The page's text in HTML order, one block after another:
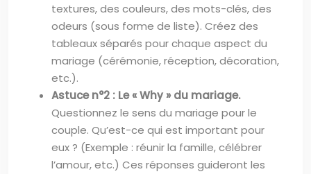
textures, des couleurs, des mots-clés, des
odeurs (sous forme de liste). Créez des
tableaux séparés pour chaque aspect du
mariage (cérémonie, réception, décoration,
etc.).
Astuce n°2 : Le « Why » du mariage.
Questionnez le sens du mariage pour le
couple. Qu’est-ce qui est important pour
eux ? (Exemple : réunir la famille, célébrer
l’amour, etc.) Ces réponses guideront les